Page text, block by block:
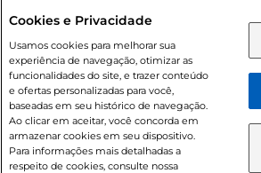
Rio de Janeiro (RJ) Goiás (GO)
Ou
Caso queira comprar online, informe
suas compras:
Entrega em casa
prévio. O valor mínimo para as
80,00.
© 2026 Copyright. Todos
reservados Prezunic.
Cookies e Privacidade
Usamos cookies para melhorar sua
experiência de navegação, otimizar as
funcionalidades do site, e trazer conteúdo
e ofertas personalizadas para você,
baseadas em seu histórico de navegação.
Ao clicar em aceitar, você concorda em
armazenar cookies em seu dispositivo.
Para informações mais detalhadas a
respeito de cookies, consulte nossa